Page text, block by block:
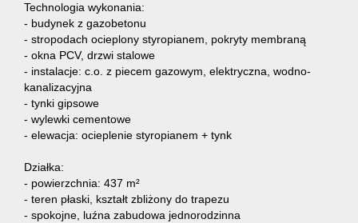
Technologia wykonania:
- budynek z gazobetonu
- stropodach ocieplony styropianem, pokryty membraną
- okna PCV, drzwi stalowe
- instalacje: c.o. z piecem gazowym, elektryczna, wodno-
kanalizacyjna
- tynki gipsowe
- wylewki cementowe
- elewacja: ocieplenie styropianem + tynk
Działka:
- powierzchnia: 437 m²
- teren płaski, kształt zbliżony do trapezu
- spokojne, luźna zabudowa jednorodzinna